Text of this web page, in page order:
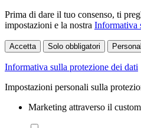
Prima di dare il tuo consenso, ti
impostazioni e la nostra Informativa
Accetta Solo obbligatori
Informativa sulla protezione dei dati
Impostazioni personali sulla
Marketing attraverso il